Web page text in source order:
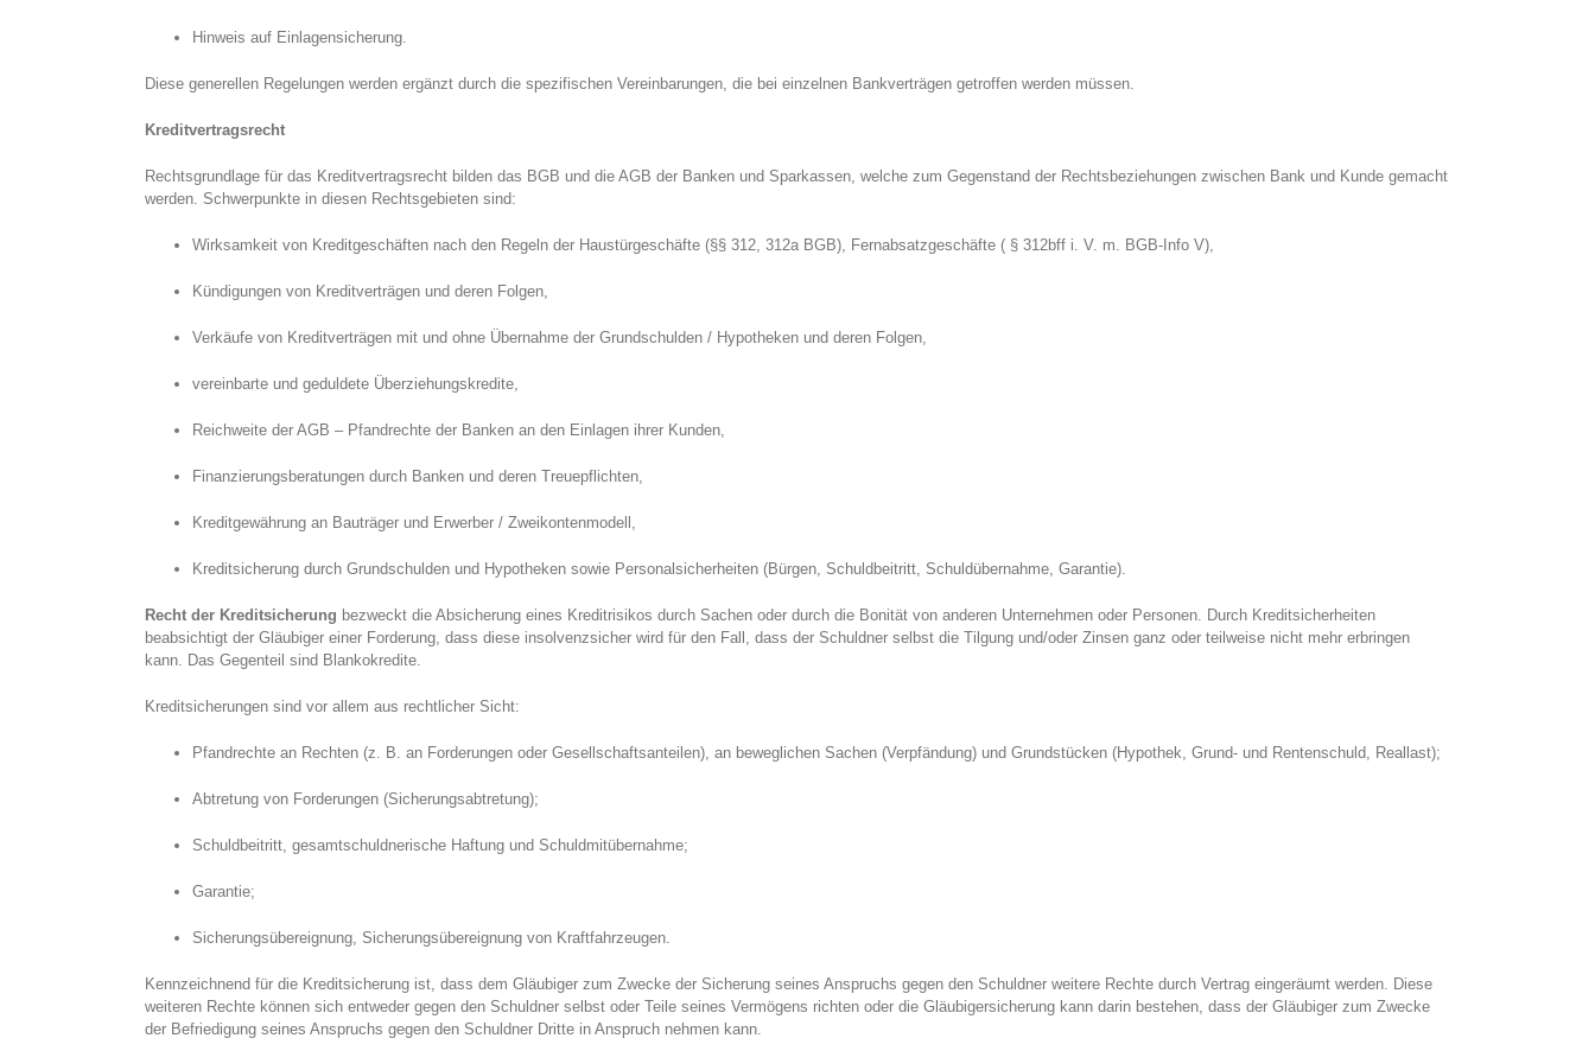
Hinweis auf Einlagensicherung.
Diese generellen Regelungen werden ergänzt durch die spezifischen Vereinbarungen, die bei einzelnen Bankverträgen getroffen werden müssen.
Kreditvertragsrecht
Rechtsgrundlage für das Kreditvertragsrecht bilden das BGB und die AGB der Banken und Sparkassen, welche zum Gegenstand der Rechtsbeziehungen zwischen Bank und Kunde gemacht
werden. Schwerpunkte in diesen Rechtsgebieten sind:
Wirksamkeit von Kreditgeschäften nach den Regeln der Haustürgeschäfte (§§ 312, 312a BGB), Fernabsatzgeschäfte ( § 312bff i. V. m. BGB-Info V),
Kündigungen von Kreditverträgen und deren Folgen,
Verkäufe von Kreditverträgen mit und ohne Übernahme der Grundschulden / Hypotheken und deren Folgen,
vereinbarte und geduldete Überziehungskredite,
Reichweite der AGB – Pfandrechte der Banken an den Einlagen ihrer Kunden,
Finanzierungsberatungen durch Banken und deren Treuepflichten,
Kreditgewährung an Bauträger und Erwerber / Zweikontenmodell,
Kreditsicherung durch Grundschulden und Hypotheken sowie Personalsicherheiten (Bürgen, Schuldbeitritt, Schuldübernahme, Garantie).
Recht der Kreditsicherung bezweckt die Absicherung eines Kreditrisikos durch Sachen oder durch die Bonität von anderen Unternehmen oder Personen. Durch Kreditsicherheiten
beabsichtigt der Gläubiger einer Forderung, dass diese insolvenzsicher wird für den Fall, dass der Schuldner selbst die Tilgung und/oder Zinsen ganz oder teilweise nicht mehr erbringen
kann. Das Gegenteil sind Blankokredite.
Kreditsicherungen sind vor allem aus rechtlicher Sicht:
Pfandrechte an Rechten (z. B. an Forderungen oder Gesellschaftsanteilen), an beweglichen Sachen (Verpfändung) und Grundstücken (Hypothek, Grund- und Rentenschuld, Reallast);
Abtretung von Forderungen (Sicherungsabtretung);
Schuldbeitritt, gesamtschuldnerische Haftung und Schuldmitübernahme;
Garantie;
Sicherungsübereignung, Sicherungsübereignung von Kraftfahrzeugen.
Kennzeichnend für die Kreditsicherung ist, dass dem Gläubiger zum Zwecke der Sicherung seines Anspruchs gegen den Schuldner weitere Rechte durch Vertrag eingeräumt werden. Diese
weiteren Rechte können sich entweder gegen den Schuldner selbst oder Teile seines Vermögens richten oder die Gläubigersicherung kann darin bestehen, dass der Gläubiger zum Zwecke
der Befriedigung seines Anspruchs gegen den Schuldner Dritte in Anspruch nehmen kann.